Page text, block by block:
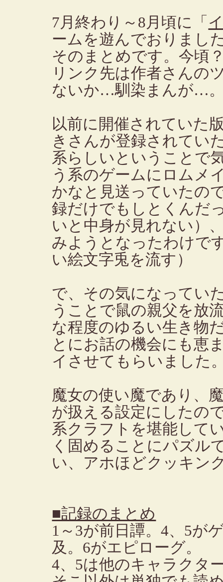
7月終わり～8月頃に「
ームを遊んでおりまし
そのまとめです。今
リンク先は作者さんの
ないか…馴染まんが…
以前に開催されていた
きさんが登録されてい
系らしいということで
う系のゲームにロムメ
かなと見送っていたの
録だけでもしとくんだ
いと中身が見れない）
みようとなったわけで
い絵文字兎を流す）
で、その気になってい
うことで鼠の親父を放
な程度のゆるい生き物
とにお話の機会にも恵
イさせてもらいました
魔女の使い魔であり、
が扱える設定にしたの
系クラフトを堪能して
く固めることにパズル
い、アホほどクッキン
■記録のまとめ
1～3が前日譚。4、5が
及。6がエピローグ。
4、5は他のキャラクタ